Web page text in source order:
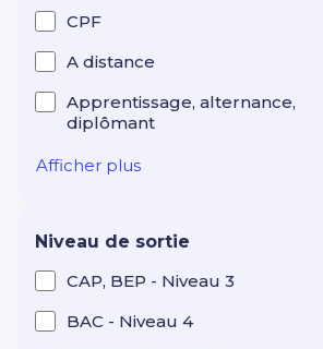
Marketing et
télécom
Ressources humaines
RSE
CPF
A distance
Apprentissage, alternance,
diplômant
Afficher plus
Niveau de sortie
CAP, BEP - Niveau 3
BAC - Niveau 4